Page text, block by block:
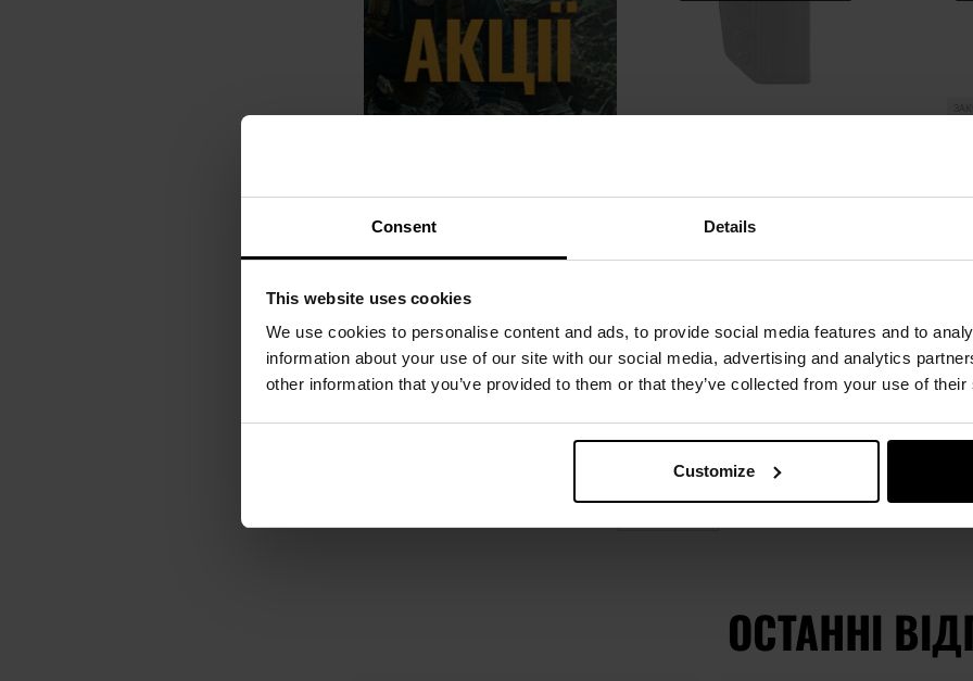
Consent Details
This website uses cookies
We use cookies to personalise content and ads, to provide social media features and to
information about your use of our site with our social media, advertising and analytics
other information that you’ve provided to them or that they’ve collected from your use of
Customize
Час відправлення:Немає в
4 339,93 грн
ПОВІДОМИТИ ПРО
НАЯВНІСТЬ
Додати до
порівняння
Час
Додати
Показувати на кожній сторінц
ОСТАННІ